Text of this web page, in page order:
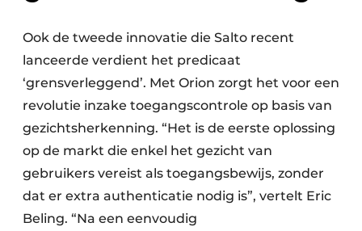
Ook de tweede innovatie die Salto recent
lanceerde verdient het predicaat
‘grensverleggend’. Met Orion zorgt het voor een
revolutie inzake toegangscontrole op basis van
gezichtsherkenning. “Het is de eerste oplossing
op de markt die enkel het gezicht van
gebruikers vereist als toegangsbewijs, zonder
dat er extra authenticatie nodig is”, vertelt Eric
Beling. “Na een eenvoudig